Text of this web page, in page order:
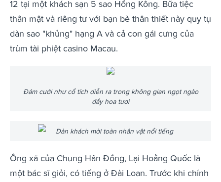
12 tại một khách sạn 5 sao Hồng Kông. Bữa tiệc
thân mật và riêng tư với bạn bè thân thiết này quy tụ
dàn sao "khủng" hạng A và cả con gái cưng của
trùm tài phiệt casino Macau.
Đám cưới như cổ tích diễn ra trong không gian ngọt ngào
đầy hoa tươi
Dàn khách mời toàn nhân vật nổi tiếng
Ông xã của Chung Hân Đồng, Lại Hoằng Quốc là
một bác sĩ giỏi, có tiếng ở Đài Loan. Trước khi chính